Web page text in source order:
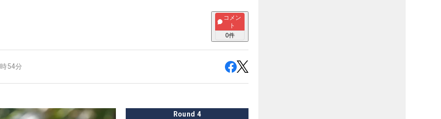
コメン
ト
0件
54分
Round 4